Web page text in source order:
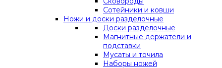
Сотейники и ковши
Ножи и доски разделочные
Доски разделочные
Магнитные держатели и
подставки
Мусаты и точила
Наборы ножей